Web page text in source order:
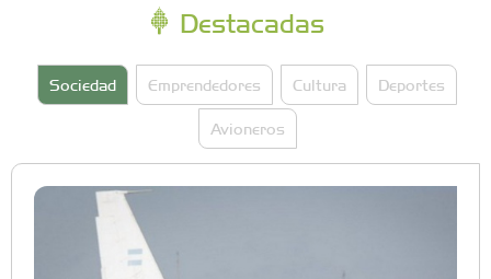
Destacadas
Sociedad Emprendedores Cultura Deportes
Avioneros